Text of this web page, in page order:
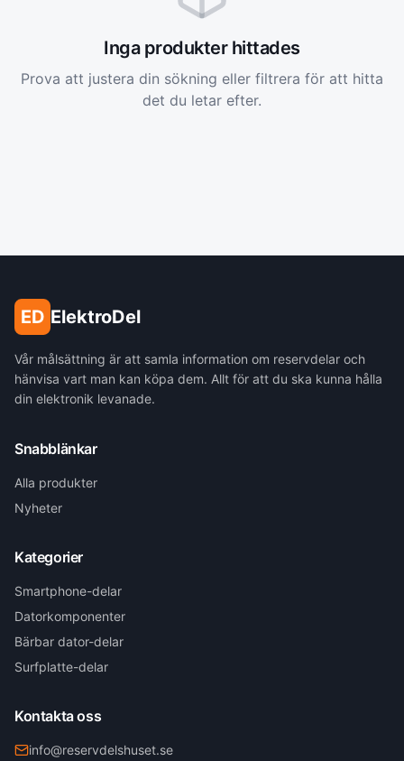
Inga produkter hittades
Prova att justera din sökning eller filtrera för att hitta
det du letar efter.
ED ElektroDel
Vår målsättning är att samla information om reservdelar och
hänvisa vart man kan köpa dem. Allt för att du ska kunna hålla
din elektronik levanade.
Snabblänkar
Alla produkter
Nyheter
Kategorier
Smartphone-delar
Datorkomponenter
Bärbar dator-delar
Surfplatte-delar
Kontakta oss
info@reservdelshuset.se